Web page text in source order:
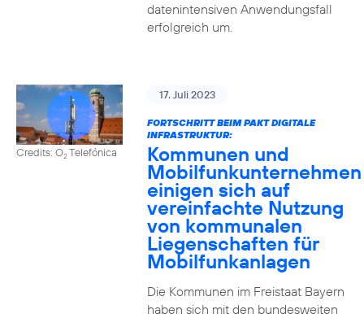
datenintensiven Anwendungsfall
erfolgreich um.
Credits: O2Telefónica
17. Juli 2023
FORTSCHRITT BEIM PAKT DIGITALE
INFRASTRUKTUR:
Kommunen und
Mobilfunkunternehmen
einigen sich auf
vereinfachte Nutzung
von kommunalen
Liegenschaften für
Mobilfunkanlagen
Die Kommunen im Freistaat Bayern
haben sich mit den bundesweiten